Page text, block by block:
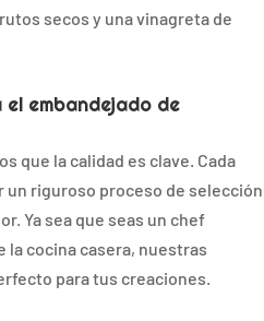
secos y una vinagreta de
embandejado de
que la calidad es clave. Cada
un riguroso proceso de selección
Ya sea que seas un chef
la cocina casera, nuestras
para tus creaciones.